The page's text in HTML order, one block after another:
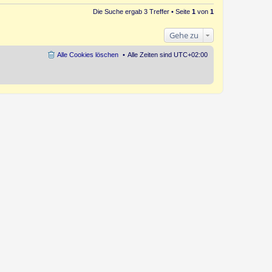
r
a
B
e
s
t
i
t
Die Suche ergab 3 Treffer • Seite 1 von 1
Gehe zu
Alle Zeiten sind UTC+02:00
Alle Cookies löschen